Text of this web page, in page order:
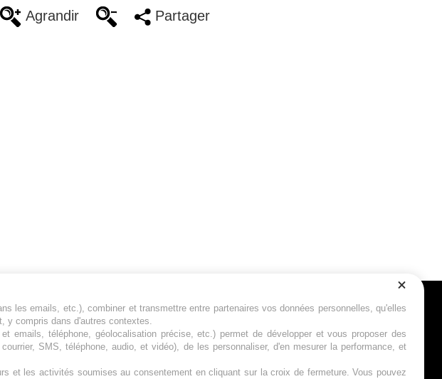
Agrandir Partager
sportif qui traite
de la Ligue 1 et
la Ligue 2 et du
|Powered by WM
Suivez-nous
les emails, etc.), combiner et transmettre entre partenaires vos données personnelles, qu'elles
y compris dans d'autres contextes.
emails, téléphone, géolocalisation précise, etc.) permet de développer et vous proposer des
SMS, téléphone, audio, et vidéo), de les personnaliser, d'en mesurer la performance, et
et les activités soumises au consentement en cliquant sur la croix de fermeture. Vous pouvez